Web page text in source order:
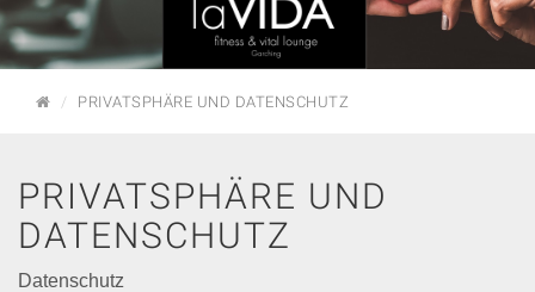
STARTSEITE
PRIVATSPHÄRE UND DATENSCHUTZ
PRIVATSPHÄRE UND
DATENSCHUTZ
Datenschutz